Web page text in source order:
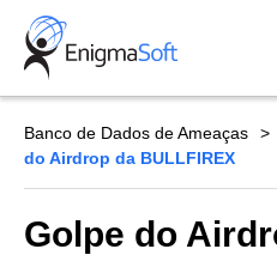
Skip
content
Banco de Dados de Ameaças
do Airdrop da BULLFIREX
Golpe do